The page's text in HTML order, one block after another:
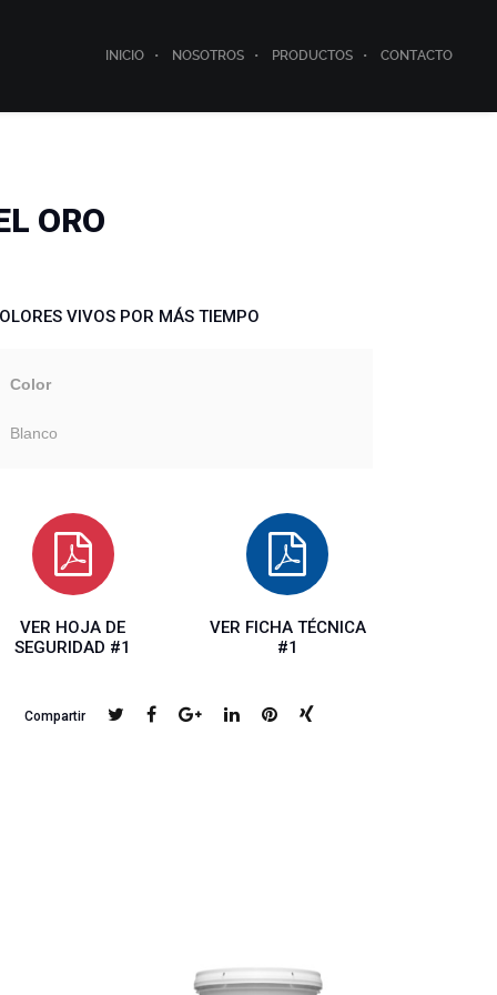
INICIO NOSOTROS PRODUCTOS CONTACTO
ORO
VIVOS POR MÁS TIEMPO
Color
Blanco
VER HOJA DE
SEGURIDAD #1
VER FICHA TÉCNICA
#1
Compartir